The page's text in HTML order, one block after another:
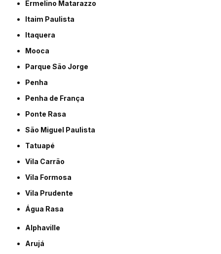
Ermelino Matarazzo
Itaim Paulista
Itaquera
Mooca
Parque São Jorge
Penha
Penha de França
Ponte Rasa
São Miguel Paulista
Tatuapé
Vila Carrão
Vila Formosa
Vila Prudente
Água Rasa
Alphaville
Arujá